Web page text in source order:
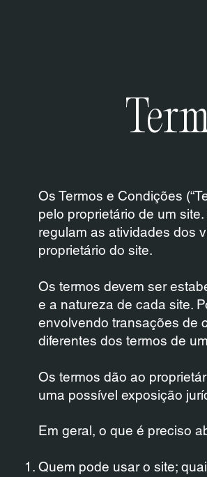
Os Termos e Condições
pelo proprietário de um
regulam as atividades dos
proprietário do site.
Os termos devem ser
e a natureza de cada site.
envolvendo transações de
diferentes dos termos de
Os termos dão ao
uma possível exposição
Em geral, o que é preciso
Quem pode usar o site;